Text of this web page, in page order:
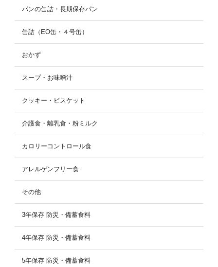
パンの缶詰・長期保存パン
缶詰（EO缶・４号缶）
おかず
スープ・お味噌汁
クッキー・ビスケット
介護食・離乳食・粉ミルク
カロリーコントロール食
アレルゲンフリー食
その他
3年保存 防災・備蓄食料
4年保存 防災・備蓄食料
5年保存 防災・備蓄食料